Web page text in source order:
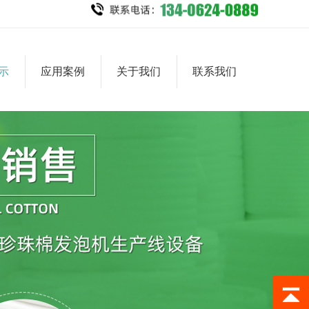
应用案例 关于我们 联系我们